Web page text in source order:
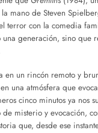
mano de Steven
terror con la comedia
una generación, sino que
en un rincón remoto y
una atmósfera que
cinco minutos ya nos
misterio y evocación,
que, desde ese